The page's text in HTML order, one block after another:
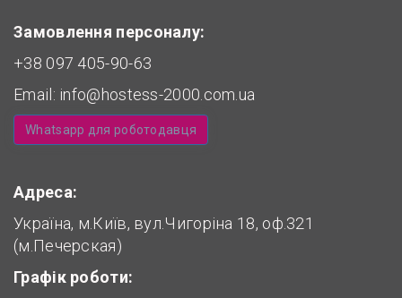
Замовлення персоналу:
+38 097 405-90-63
Email: info@hostess-2000.com.ua
Whatsapp для роботодавця
Адреса:
Україна, м.Київ, вул.Чигоріна 18, оф.321
(м.Печерская)
Графік роботи: